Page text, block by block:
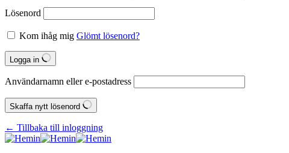
Lösenord
Kom ihåg mig Glömt lösenord?
Logga in
Användarnamn eller e‑postadress
Skaffa nytt lösenord
← Tillbaka till inloggning